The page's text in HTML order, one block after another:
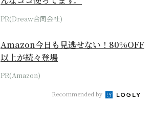
PR(Dreaw合同会社)
Amazon今日も見逃せない！80%OFF
以上が続々登場
PR(Amazon)
Recommended by